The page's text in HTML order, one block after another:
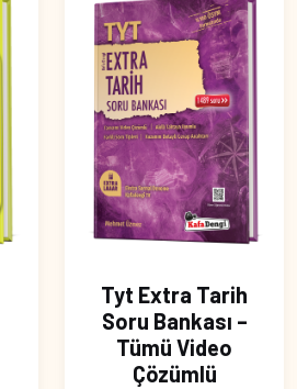
Tyt Extra Tarih
Soru Bankası –
Tümü Video
Çözümlü